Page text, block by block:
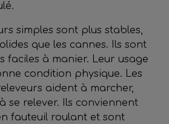
simples sont plus stables,
que les cannes. Ils sont
faciles à manier. Leur usage
condition physique. Les
aident à marcher,
se relever. Ils conviennent
fauteuil roulant et sont